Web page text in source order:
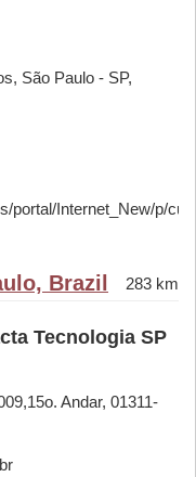
São Paulo - SP,
portal/Internet_New/p/
Brazil 283 km
Tecnologia SP
Andar, 01311-